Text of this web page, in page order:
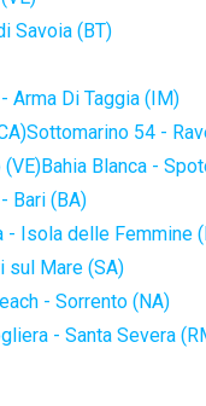
Savoia (BT)
Arma Di Taggia (IM)
Sottomarino 54 -
Bahia Blanca -
Bari (BA)
- Isola delle Femmine
sul Mare (SA)
- Sorrento (NA)
- Santa Severa